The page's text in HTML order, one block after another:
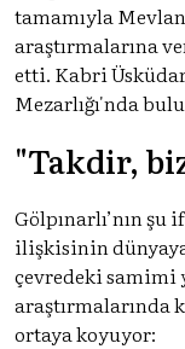
tamamıyla
araştırmalarına
etti. Kabri
Mezarlığı'nda
"Takdir,
Gölpınarlı’nın
ilişkisinin dünyaya
çevredeki samimi
araştırmalarında
ortaya koyuyor: